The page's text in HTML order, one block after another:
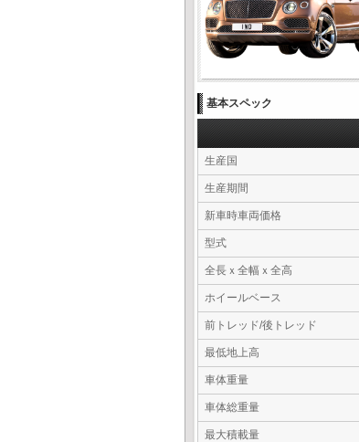
基本スペック
生産国
生産期間
新車時車両価格
型式
全長ｘ全幅ｘ全高
ホイールベース
前トレッド/後トレッド
最低地上高
車体重量
車体総重量
最大積載量